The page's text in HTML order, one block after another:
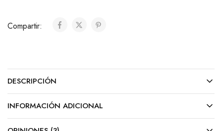
Compartir:
DESCRIPCIÓN
INFORMACIÓN ADICIONAL